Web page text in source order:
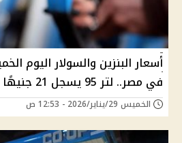
في مصر.. لتر 95 يسجل 21 جنيهًا
الخميس 29/يناير/2026 - 12:53 ص